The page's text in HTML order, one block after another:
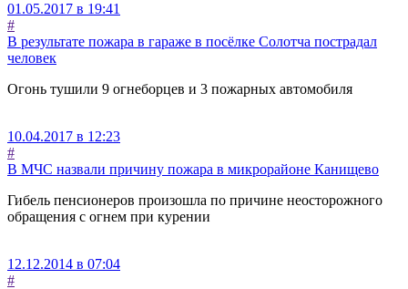
01.05.2017 в 19:41
#
В результате пожара в гараже в посёлке Солотча пострадал
человек
Огонь тушили 9 огнеборцев и 3 пожарных автомобиля
10.04.2017 в 12:23
#
В МЧС назвали причину пожара в микрорайоне Канищево
Гибель пенсионеров произошла по причине неосторожного
обращения с огнем при курении
12.12.2014 в 07:04
#